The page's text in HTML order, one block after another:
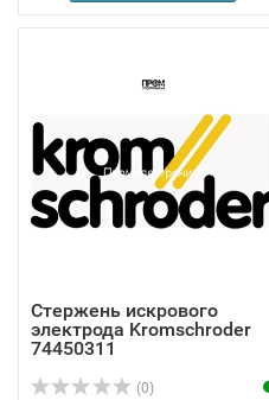
Стержень искрового
электрода Kromschroder
74450311
(0)